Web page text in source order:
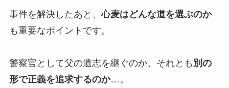
事件を解決したあと、心麦はどんな道を選ぶのか
も重要なポイントです。
警察官として父の遺志を継ぐのか、それとも 別の
形で正義を追求するのか…。